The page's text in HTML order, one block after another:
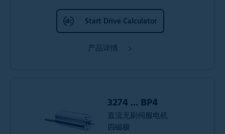
Start Drive Calculator
产品详情
3274 ... BP4
直流无刷伺服电机
四磁极